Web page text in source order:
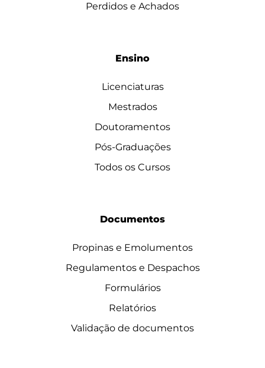
Perdidos e Achados
Ensino
Licenciaturas
Mestrados
Doutoramentos
Pós-Graduações
Todos os Cursos
Documentos
Propinas e Emolumentos
Regulamentos e Despachos
Formulários
Relatórios
Validação de documentos